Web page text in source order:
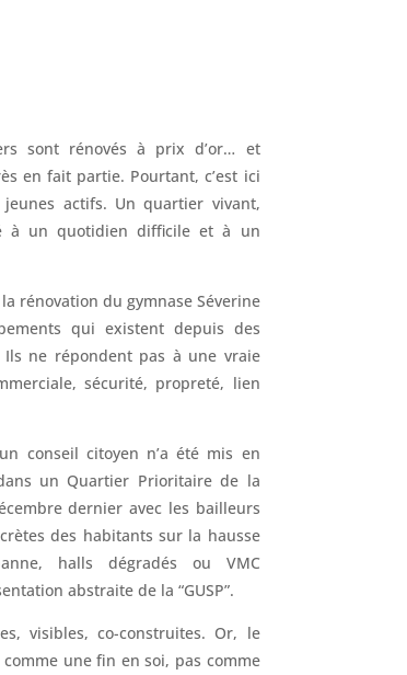
sont rénovés à prix d’or… et
en fait partie. Pourtant, c’est ici
actifs. Un quartier vivant,
à un quotidien difficile et à un
rénovation du gymnase Séverine
qui existent depuis des
ne répondent pas à une vraie
sécurité, propreté, lien
conseil citoyen n’a été mis en
un Quartier Prioritaire de la
dernier avec les bailleurs
des habitants sur la hausse
halls dégradés ou VMC
abstraite de la “GUSP”.
visibles, co-construites. Or, le
une fin en soi, pas comme